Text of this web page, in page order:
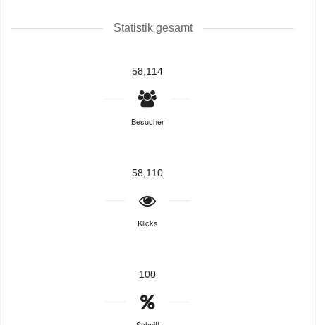
Statistik gesamt
58,114
Besucher
58,110
Klicks
100